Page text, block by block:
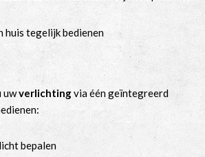
huis tegelijk bedienen
uwverlichtingvia één geïntegreerd
bepalen